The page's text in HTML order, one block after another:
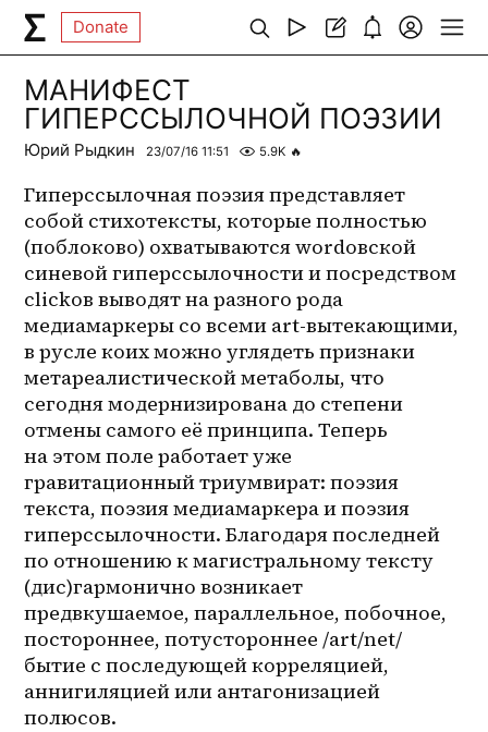
Donate
МАНИФЕСТ
ГИПЕРССЫЛОЧНОЙ ПОЭЗИИ
Юрий Рыдкин 23/07/16 11:51 5.9K 🔥
Гиперссылочная поэзия представляет
собой стихотексты, которые полностью
(поблоково) охватываются wordовской
синевой гиперссылочности и посредством
clickов выводят на разного рода
медиамаркеры со всеми art-вытекающими,
в русле коих можно углядеть признаки
метареалистической метаболы, что
сегодня модернизирована до степени
отмены самого её принципа. Теперь
на этом поле работает уже
гравитационный триумвират: поэзия
текста, поэзия медиамаркера и поэзия
гиперссылочности. Благодаря последней
по отношению к магистральному тексту
(дис)гармонично возникает
предвкушаемое, параллельное, побочное,
постороннее, потустороннее /art/net/
бытие с последующей корреляцией,
аннигиляцией или антагонизацией
полюсов.